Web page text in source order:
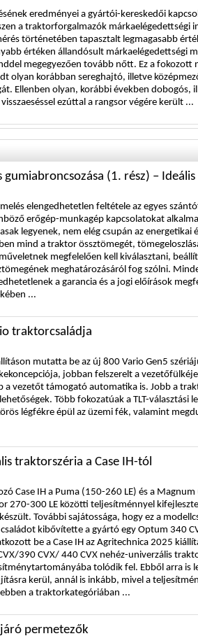
eredményei a gyártói-kereskedői
a traktorforgalmazók márkaelégedettségi
történetében tapasztalt legmagasabb
értéken állandósult márkaelégedettségi
megegyezően tovább nőtt. Ez a
olyan korábban sereghajtó, illetve
Ellenben olyan, korábbi években dobogós,
ezúttal a rangsor végére került ...
(1. rész) –
elengedhetetlen feltétele az egyes
erőgép-munkagép kapcsolatokat
legyenek, nem elég csupán az
mind a traktor össztömegét,
megfelelően kell kiválasztani,
meghatározásáról fog szólni.
a garancia és a jogi előírások
...
traktorcsaládja
mutatta be az új 800 Vario Gen5
jobban felszerelt a
a vezetőt támogató automatika is. Jobb a
Több fokozatúak a TLT-választási
légfékre épül az üzemi fék, valamint
traktorszéria a Case IH-tól
Case IH a Puma (150-260 LE) és a
270-300 LE közötti teljesítménnyel
További sajátossága, hogy ez a
kibővítette a gyártó egy Optum 340
be a Case IH az Agritechnica 2025
390 CVX/ 440 CVX nehéz-univerzális
tolódik fel. Ebből arra is
kerül, annál is inkább, mivel a
a traktorkategóriában ...
permetezők